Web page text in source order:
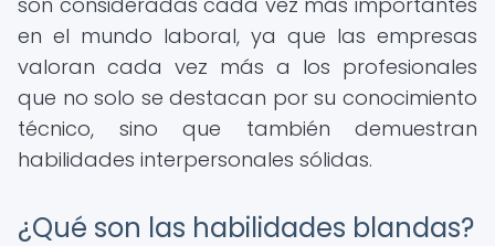
en el mundo laboral, ya que las empresas
valoran cada vez más a los profesionales
que no solo se destacan por su conocimiento
técnico, sino que también demuestran
habilidades interpersonales sólidas.
¿Qué son las habilidades blandas?